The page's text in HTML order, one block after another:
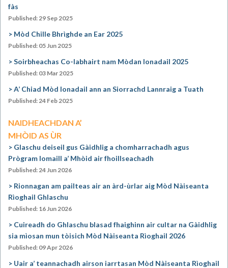
fàs
Published: 29 Sep 2025
Mòd Chille Bhrìghde an Ear 2025
Published: 05 Jun 2025
Soirbheachas Co-labhairt nam Mòdan Ionadail 2025
Published: 03 Mar 2025
A’ Chiad Mòd Ionadail ann an Siorrachd Lannraig a Tuath
Published: 24 Feb 2025
NAIDHEACHDAN A’
MHÒID AS ÙR
Glaschu deiseil gus Gàidhlig a chomharrachadh agus
Prògram Iomaill a’ Mhòid air fhoillseachadh
Published: 24 Jun 2026
Rionnagan am pailteas air an àrd-ùrlar aig Mòd Nàiseanta
Rìoghail Ghlaschu
Published: 16 Jun 2026
Cuireadh do Ghlaschu blasad fhaighinn air cultar na Gàidhlig
sia mìosan mun tòisich Mòd Nàiseanta Rìoghail 2026
Published: 09 Apr 2026
Uair a’ teannachadh airson iarrtasan Mòd Nàiseanta Rìoghail